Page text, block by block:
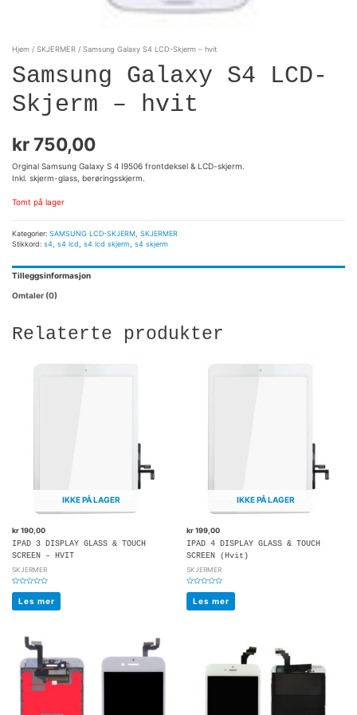
Hjem /SKJERMER / Samsung Galaxy S4 LCD-Skjerm – hvit
Samsung Galaxy S4 LCD-
Skjerm – hvit
kr750,00
Orginal Samsung Galaxy S 4 I9506 frontdeksel & LCD-skjerm.
Inkl. skjerm-glass, berøringsskjerm.
Tomt på lager
Kategorier:SAMSUNG LCD-SKJERM,SKJERMER
Stikkord:s4,s4 lcd,s4 lcd skjerm,s4 skjerm
Tilleggsinformasjon
Omtaler (0)
Relaterte produkter
IKKE PÅ LAGER
kr190,00
IPAD 3 DISPLAY GLASS & TOUCH
SCREEN – HVIT
SKJERMER
Vurdert
av
5
Les mer
IKKE PÅ LAGER
kr199,00
IPAD 4 DISPLAY GLASS & TOUCH
SCREEN (Hvit)
SKJERMER
Vurdert
av
5
Les mer